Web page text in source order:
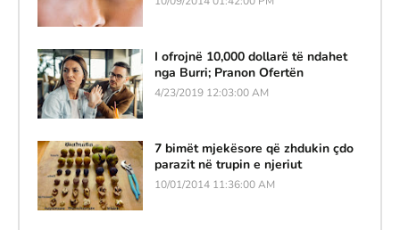
I ofrojnë 10,000 dollarë të ndahet
nga Burri; Pranon Ofertën
4/23/2019 12:03:00 AM
7 bimët mjekësore që zhdukin çdo
parazit në trupin e njeriut
10/01/2014 11:36:00 AM